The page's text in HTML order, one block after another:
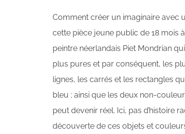
Comment créer un imaginaire avec
cette pièce jeune public de 18 mois
peintre néerlandais Piet Mondrian
plus pures et par conséquent, les
lignes, les carrés et les rectangles
bleu ; ainsi que les deux non-
peut devenir réel. Ici, pas d’histoire
découverte de ces objets et